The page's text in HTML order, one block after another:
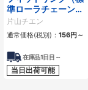
準ローラチェーン）
2列
片山チエン
通常価格(税別)： 156円～
在庫品1日目～
当日出荷可能